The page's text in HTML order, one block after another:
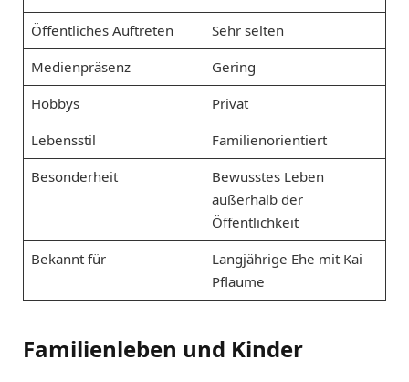
Öffentliches Auftreten
Sehr selten
Medienpräsenz
Gering
Hobbys
Privat
Lebensstil
Familienorientiert
Besonderheit
Bewusstes Leben
außerhalb der
Öffentlichkeit
Bekannt für
Langjährige Ehe mit Kai
Pflaume
Familienleben und Kinder